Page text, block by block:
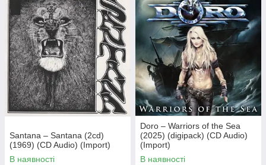
Santana – Santana (2cd)
(1969) (CD Audio) (Import)
В наявності
Doro – Warriors of the Sea
(2025) (digipack) (CD Audio)
(Import)
В наявності